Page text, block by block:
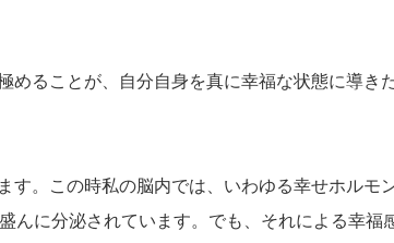
めることが、自分自身を真に幸福な状態に導き
す。この時私の脳内では、いわゆる幸せホルモ
んに分泌されています。でも、それによる幸福